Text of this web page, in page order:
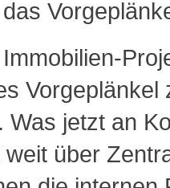
Vorgeplänkel
Was jetzt an
weit über